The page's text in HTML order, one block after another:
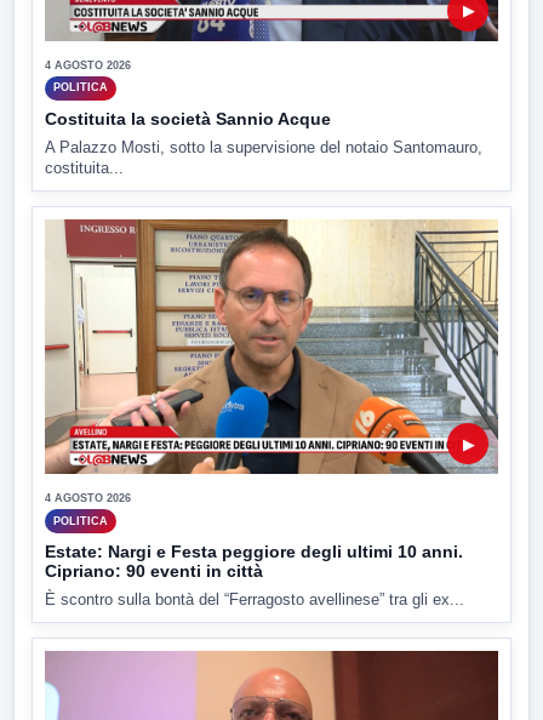
▶
4 AGOSTO 2026
POLITICA
Costituita la società Sannio Acque
A Palazzo Mosti, sotto la supervisione del notaio Santomauro,
costituita...
▶
4 AGOSTO 2026
POLITICA
Estate: Nargi e Festa peggiore degli ultimi 10 anni.
Cipriano: 90 eventi in città
È scontro sulla bontà del “Ferragosto avellinese” tra gli ex...